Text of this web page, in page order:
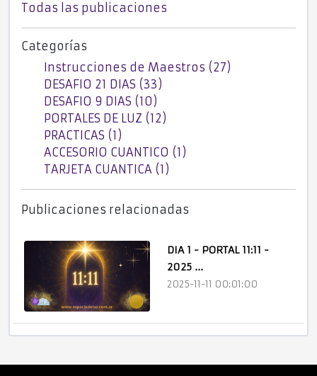
Todas las publicaciones
Categorías
Instrucciones de Maestros (27)
DESAFIO 21 DIAS (33)
DESAFIO 9 DIAS (10)
PORTALES DE LUZ (12)
PRACTICAS (1)
ACCESORIO CUANTICO (1)
TARJETA CUANTICA (1)
Publicaciones relacionadas
DIA 1 - PORTAL 11:11 -
2025 ...
2025-11-11 00:01:00